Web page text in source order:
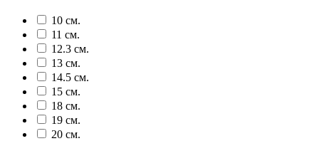
10 см.
11 см.
12.3 см.
13 см.
14.5 см.
15 см.
18 см.
19 см.
20 см.